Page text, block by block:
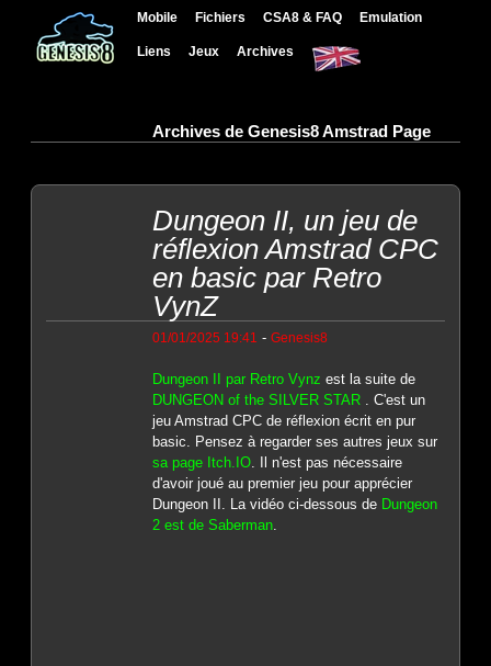
Mobile Fichiers CSA8 & FAQ Emulation
Liens Jeux Archives
Archives de Genesis8 Amstrad Page
Dungeon II, un jeu de
réflexion Amstrad CPC
en basic par Retro
VynZ
01/01/2025 19:41 - Genesis8
Dungeon II par Retro Vynz est la suite de
DUNGEON of the SILVER STAR
. C'est un
jeu Amstrad CPC de réflexion écrit en pur
basic. Pensez à regarder ses autres jeux sur
sa page Itch.IO. Il n'est pas nécessaire
d'avoir joué au premier jeu pour apprécier
Dungeon II. La vidéo ci-dessous de Dungeon
2 est de Saberman.